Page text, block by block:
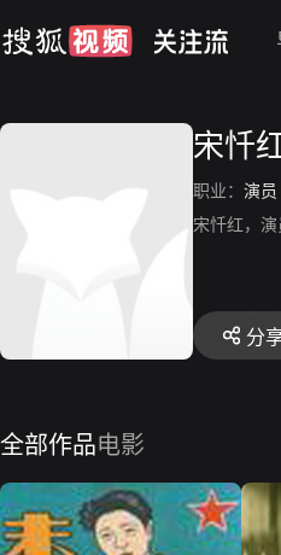
宋忏
职业： 演员
宋忏红，
分
全部作品电影